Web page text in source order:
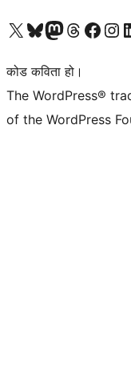
हाम्रो X (पहिले ट्विटर) खातामा जानुहोस्
हाम्रो Bluesky खाता भ्रमण गर्नुहोस्
हाम्रो म्यास्टोडन खाता भ्रमण गर्नुहोस्
हाम्रो थ्रेड्स खातामा जानुहोस्
हाम्रो फेसबुक पेजमा
हाम्रो
कोड कविता हो।
The WordPress®
of the WordPress